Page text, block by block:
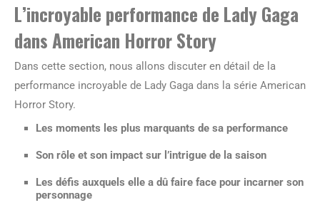
L’incroyable performance de Lady Gaga
dans American Horror Story
Dans cette section, nous allons discuter en détail de la
performance incroyable de Lady Gaga dans la série American
Horror Story.
Les moments les plus marquants de sa performance
Son rôle et son impact sur l’intrigue de la saison
Les défis auxquels elle a dû faire face pour incarner son
personnage